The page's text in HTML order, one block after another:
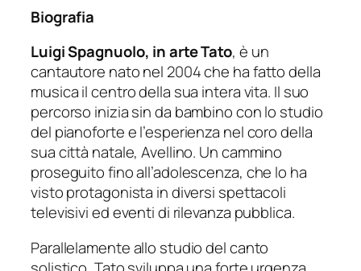
Biografia
Luigi Spagnuolo, in arte Tato, è un
cantautore nato nel 2004 che ha fatto della
musica il centro della sua intera vita. Il suo
percorso inizia sin da bambino con lo studio
del pianoforte e l’esperienza nel coro della
sua città natale, Avellino. Un cammino
proseguito fino all’adolescenza, che lo ha
visto protagonista in diversi spettacoli
televisivi ed eventi di rilevanza pubblica.
Parallelamente allo studio del canto